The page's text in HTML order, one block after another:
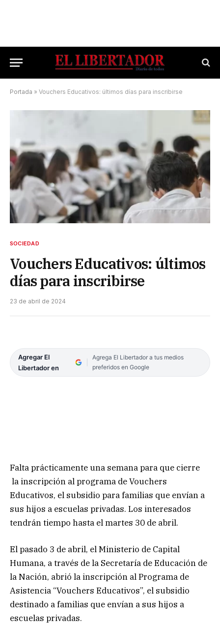
Portada » Vouchers Educativos: últimos días para inscribirse
SOCIEDAD
Vouchers Educativos: últimos
días para inscribirse
23 de abril de 2024
Agregar El
Libertador en
Agrega El Libertador a tus medios
preferidos en Google
Falta prácticamente una semana para que cierre
la inscripción al programa de Vouchers
Educativos, el subsidio para familias que envían a
sus hijos a escuelas privadas. Los interesados
tendrán tiempo hasta el martes 30 de abril.
El pasado 3 de abril, el Ministerio de Capital
Humana, a través de la Secretaría de Educación de
la Nación, abrió la inscripción al Programa de
Asistencia “Vouchers Educativos”, el subsidio
destinado a familias que envían a sus hijos a
escuelas privadas.